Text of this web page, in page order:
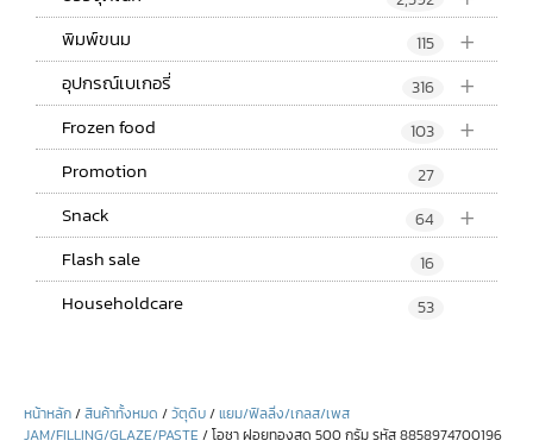
+
พิมพ์ขนม 115
+
อุปกรณ์เบเกอรี่ 316
+
Frozen food 103
Promotion 27
+
Snack 64
Flash sale 16
Householdcare 53
หน้าหลัก/สินค้าทั้งหมด /วัตุดิบ/แยม/ฟิลลิ่ง/เกลส/เพส
JAM/FILLING/GLAZE/PASTE / โอชา ฝอยทองสด 500 กรัม รหัส 8858974700196